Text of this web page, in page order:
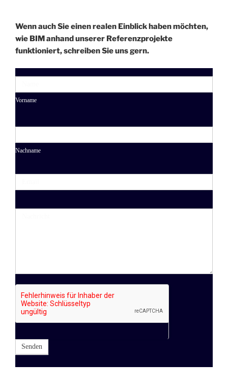
Wenn auch Sie einen realen Einblick haben möchten,
wie BIM anhand unserer Referenzprojekte
funktioniert, schreiben Sie uns gern.
Vorname
Nachname
Senden